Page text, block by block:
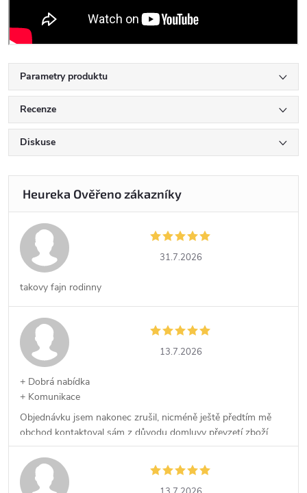
Parametry produktu
Recenze
Diskuse
31.7.2026
takovy fajn rodinny
13.7.2026
+ Dobrá nabídka
+ Komunikace
Objednávku jsem nakonec zrušil, nicméně ještě předtím mě
obchod kontaktoval sám z důvodu domluvy převzetí zboží,
což kvituji.